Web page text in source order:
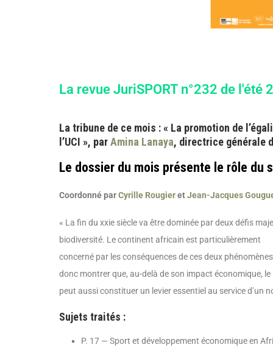
La revue JuriSPORT n°232 de l'été
La tribune de ce mois : « La promotion de
l’UCI », parAmina Lanaya, directrice générale
Le dossier du mois présente le rôle
Coordonné parCyrille RougieretJean-Jacques
« La fin du xxie siècle va être dominée par deux défis
biodiversité. Le continent africain est particulièrement
concerné par les conséquences de ces deux
donc montrer que, au-delà de son impact économique,
peut aussi constituer un levier essentiel au service d’un
Sujets traités :
P. 17 — Sport et développement économique en